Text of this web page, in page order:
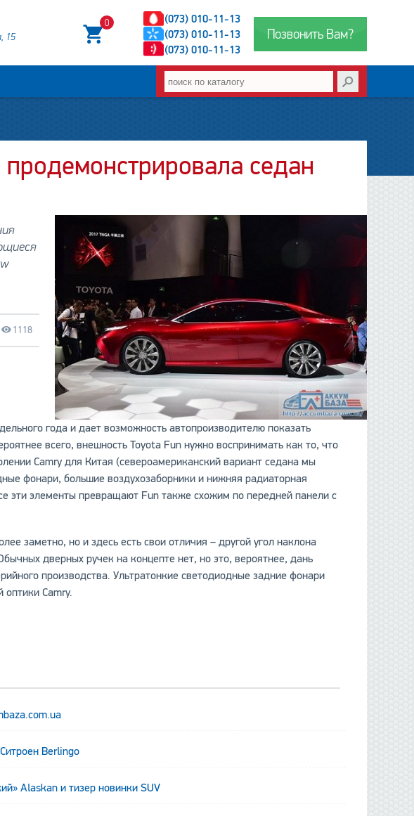
Позвонить Вам?
(073) 010-11-13
(073) 010-11-13
(073) 010-11-13
0
15
седан
1118
года и дает возможность автопроизводителю показать
всего, внешность Toyota Fun нужно воспринимать как то, что
Camry для Китая (североамериканский вариант седана мы
фонари, большие воздухозаборники и нижняя радиаторная
эти элементы превращают Fun также схожим по передней панели с
заметно, но и здесь есть свои отличия – другой угол наклона
дверных ручек на концепте нет, но это, вероятнее, дань
производства. Ультратонкие светодиодные задние фонари
Camry.
Berlingo
Alaskan и тизер новинки SUV